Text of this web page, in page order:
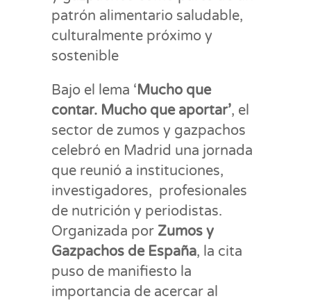
patrón alimentario saludable,
culturalmente próximo y
sostenible
Bajo el lema ‘Mucho que
contar. Mucho que aportar’, el
sector de zumos y gazpachos
celebró en Madrid una jornada
que reunió a instituciones,
investigadores, profesionales
de nutrición y periodistas.
Organizada por Zumos y
Gazpachos de España, la cita
puso de manifiesto la
importancia de acercar al